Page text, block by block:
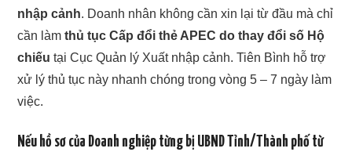
nhập cảnh. Doanh nhân không cần xin lại từ đầu mà chỉ
cần làmthủ tục Cấp đổi thẻ APEC do thay đổi số Hộ
chiếu tại Cục Quản lý Xuất nhập cảnh. Tiên Bình hỗ trợ
xử lý thủ tục này nhanh chóng trong vòng 5 – 7 ngày làm
việc.
Nếu hồ sơ của Doanh nghiệp từng bị UBND Tỉnh/Thành phố từ